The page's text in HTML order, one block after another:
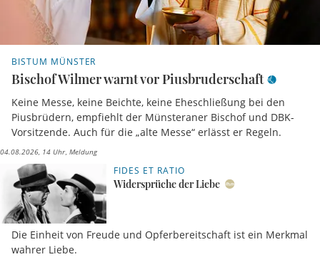
BISTUM MÜNSTER
Bischof Wilmer warnt vor Piusbruderschaft
Keine Messe, keine Beichte, keine Eheschließung bei den
Piusbrüdern, empfiehlt der Münsteraner Bischof und DBK-
Vorsitzende. Auch für die „alte Messe“ erlässt er Regeln.
04.08.2026, 14 Uhr Meldung
FIDES ET RATIO
Widersprüche der Liebe
Die Einheit von Freude und Opferbereitschaft ist ein Merkmal
wahrer Liebe.